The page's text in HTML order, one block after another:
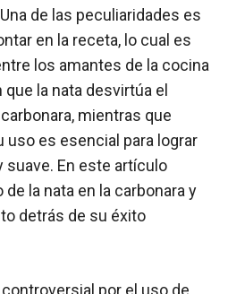
de las peculiaridades es
en la receta, lo cual es
los amantes de la cocina
la nata desvirtúa el
mientras que
uso es esencial para lograr
suave. En este artículo
la nata en la carbonara y
detrás de su éxito
por el uso de